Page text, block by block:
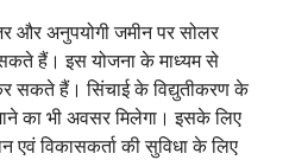
और अनुपयोगी जमीन पर सोलर
हैं। इस योजना के माध्यम से
सकते हैं। सिंचाई के विद्युतीकरण के
का भी अवसर मिलेगा। इसके लिए
एवं विकासकर्ता की सुविधा के लिए